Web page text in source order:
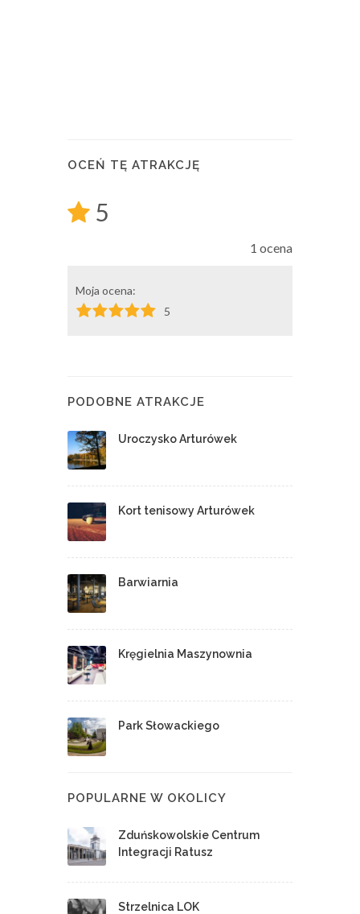
OCEŃ TĘ ATRAKCJĘ
5
1 ocena
Moja ocena:
5
PODOBNE ATRAKCJE
Uroczysko Arturówek
Kort tenisowy Arturówek
Barwiarnia
Kręgielnia Maszynownia
Park Słowackiego
POPULARNE W OKOLICY
Zduńskowolskie Centrum
Integracji Ratusz
Strzelnica LOK